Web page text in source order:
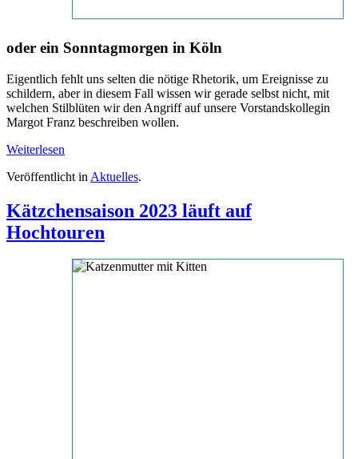
oder ein Sonntagmorgen in Köln
Eigentlich fehlt uns selten die nötige Rhetorik, um Ereignisse zu
schildern, aber in diesem Fall wissen wir gerade selbst nicht, mit
welchen Stilblüten wir den Angriff auf unsere Vorstandskollegin
Margot Franz beschreiben wollen.
Weiterlesen
Veröffentlicht in Aktuelles.
Kätzchensaison 2023 läuft auf
Hochtouren